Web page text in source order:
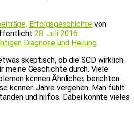
Erfolgsgeschichte von
28. Juli 2016
skeptisch, ob die SCD wirklich
meine Geschichte durch. Viele
können Ähnliches berichten.
können Jahre vergehen. Man fühlt
und hilflos. Dabei könnte vieles